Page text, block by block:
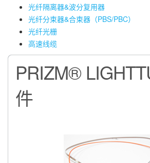
光纤隔离器&波分复用器
光纤分束器&合束器（PBS/PBC）
光纤光栅
高速线缆
PRIZM®
件